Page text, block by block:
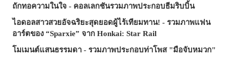
ถักทอความในใจ - คอลเลกชันรวมภาพประกอบธีมริบบิ้น
ไอดอลสาวสวยอัจฉริยะสุดยอดผู้ไร้เทียมทาน! - รวมภาพแฟน
อาร์ตของ “Sparxie” จาก Honkai: Star Rail
โมเมนต์แสนธรรมดา - รวมภาพประกอบท่าโพส "มือจับหมวก"